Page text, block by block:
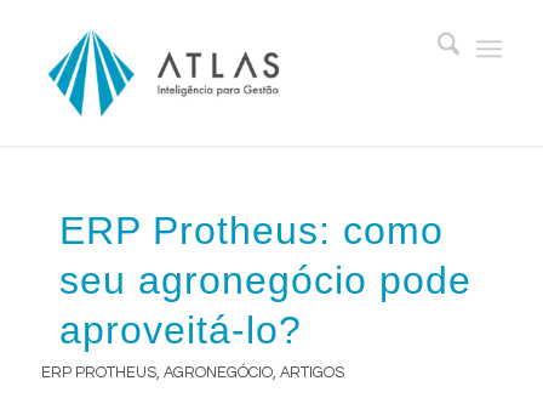
ERP Protheus: como
seu agronegócio pode
aproveitá-lo?
ERP PROTHEUS, AGRONEGÓCIO, ARTIGOS